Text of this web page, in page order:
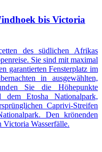
bis Victoria
des südlichen Afrikas
Sie sind mit maximal
garantierten Fensterplatz im
in ausgewählten,
Sie die Höhepunkte
Etosha Nationalpark,
Caprivi-Streifen
Den krönenden
Victoria Wasserfälle.